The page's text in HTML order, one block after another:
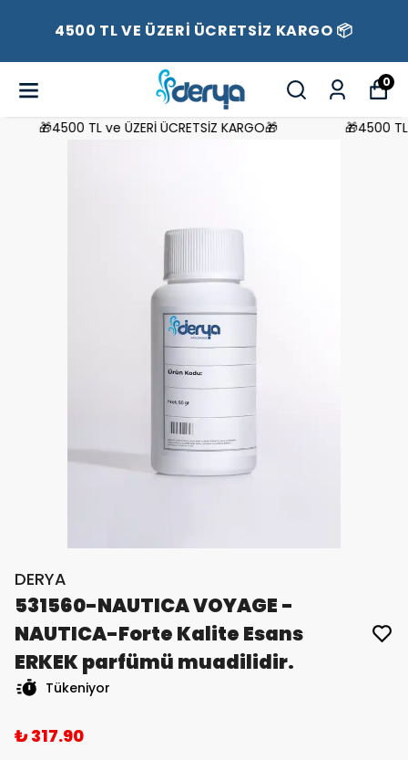
4500 TL VE ÜZERİ ÜCRETSİZ KARGO 📦
0
🎁4500 TL ve ÜZERİ ÜCRETSİZ KARGO🎁 🎁4500 TL
DERYA
531560-NAUTICA VOYAGE -
NAUTICA-Forte Kalite Esans
ERKEK parfümü muadilidir.
Tükeniyor
₺ 317.90